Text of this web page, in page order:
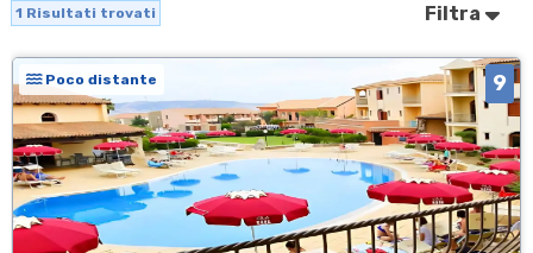
1 Risultati trovati Filtra
Poco distante 9